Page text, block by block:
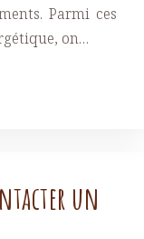
Parmi ces
on…
un